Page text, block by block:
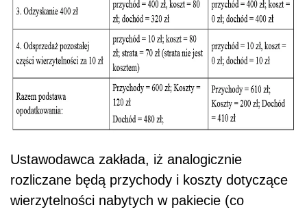
Ustawodawca zakłada, iż analogicznie
rozliczane będą przychody i koszty dotyczące
wierzytelności nabytych w pakiecie (co